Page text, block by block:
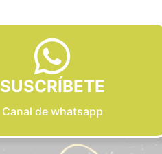
SUSCRÍBETE
Canal de whatsapp